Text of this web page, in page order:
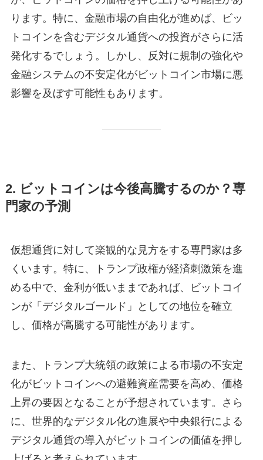
ります。特に、金融市場の自由化が進めば、ビッ
トコインを含むデジタル通貨への投資がさらに活
発化するでしょう。しかし、反対に規制の強化や
金融システムの不安定化がビットコイン市場に悪
影響を及ぼす可能性もあります。
2. ビットコインは今後高騰するのか？専
門家の予測
仮想通貨に対して楽観的な見方をする専門家は多
くいます。特に、トランプ政権が経済刺激策を進
める中で、金利が低いままであれば、ビットコイ
ンが「デジタルゴールド」としての地位を確立
し、価格が高騰する可能性があります。
また、トランプ大統領の政策による市場の不安定
化がビットコインへの避難資産需要を高め、価格
上昇の要因となることが予想されています。さら
に、世界的なデジタル化の進展や中央銀行による
デジタル通貨の導入がビットコインの価値を押し